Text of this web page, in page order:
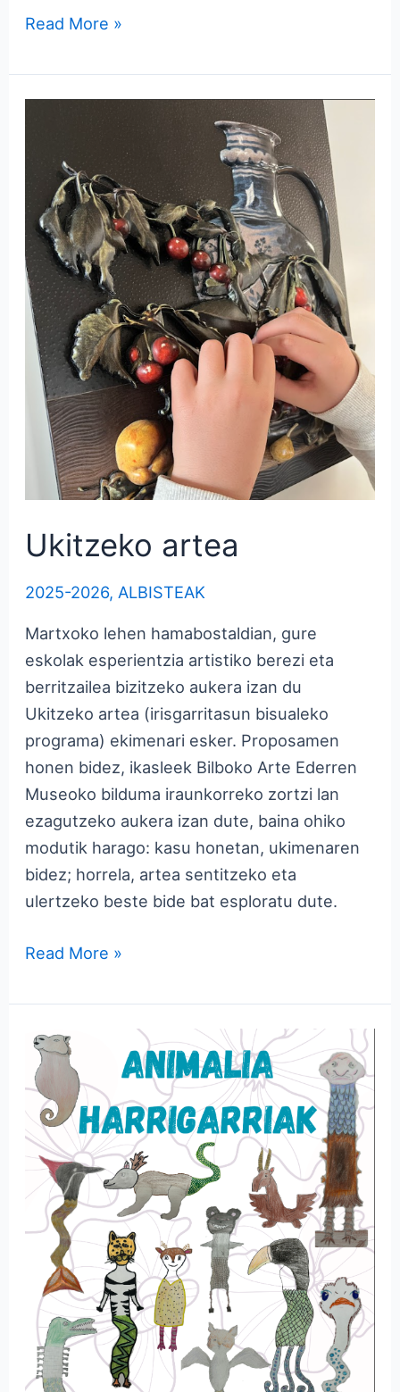
Read More »
Ukitzeko artea
2025-2026, ALBISTEAK
Martxoko lehen hamabostaldian, gure
eskolak esperientzia artistiko berezi eta
berritzailea bizitzeko aukera izan du
Ukitzeko artea (irisgarritasun bisualeko
programa) ekimenari esker. Proposamen
honen bidez, ikasleek Bilboko Arte Ederren
Museoko bilduma iraunkorreko zortzi lan
ezagutzeko aukera izan dute, baina ohiko
modutik harago: kasu honetan, ukimenaren
bidez; horrela, artea sentitzeko eta
ulertzeko beste bide bat esploratu dute.
Read More »
Animalia
harrigarriak